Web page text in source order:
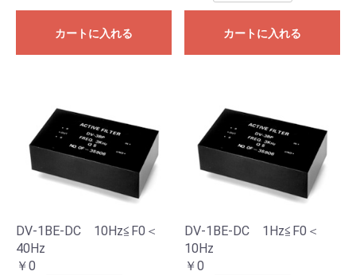
カートに入れる カートに入れる
DV-1BE-DC 10Hz≦F0＜
40Hz
￥0
DV-1BE-DC 1Hz≦F0＜
10Hz
￥0